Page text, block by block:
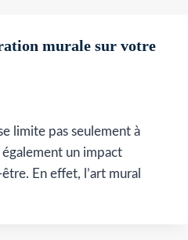
murale sur votre
limite pas seulement à
un impact
En effet, l’art mural